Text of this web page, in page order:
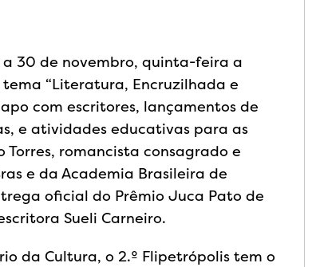
30 de novembro, quinta-feira a
“Literatura, Encruzilhada e
com escritores, lançamentos de
e atividades educativas para as
romancista consagrado e
e da Academia Brasileira de
oficial do Prêmio Juca Pato de
Sueli Carneiro.
da Cultura, o 2.º Flipetrópolis tem o